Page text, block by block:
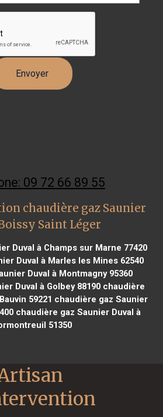
09 72 66 89 55
chaudière gaz Saunier
Saint Léger
Duval à Champs sur Marne 77420
Duval à Marles les Mines 62540
Duval à Montmagny 95360
Duval à Golbey 88190chaudière
59221 chaudière gaz Saunier
chaudière gaz Saunier Duval à
51350